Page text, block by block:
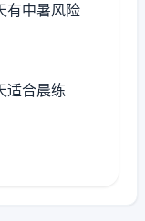
有中暑风险
适合晨练